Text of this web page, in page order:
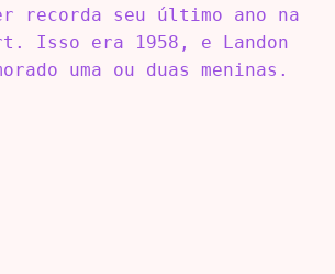
recorda seu último ano na
Isso era 1958, e Landon
uma ou duas meninas.